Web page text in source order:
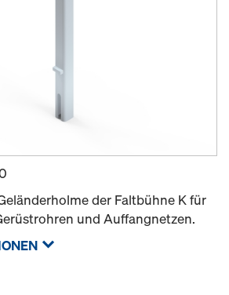
der Faltbühne K für
und Auffangnetzen.